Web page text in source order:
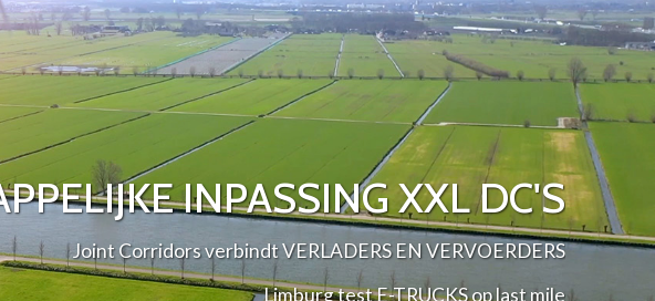
INPASSING XXL DC'S
Joint Corridors verbindt VERLADERS EN VERVOERDERS
Limburg test E-TRUCKS op last mile